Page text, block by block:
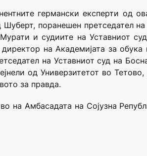
германски експерти од
поранешен претседател
и судиите на Уставниот
на Академијата за обука
на Уставниот суд на
од Универзитетот во
за правда.
на Амбасадата на Сојузна